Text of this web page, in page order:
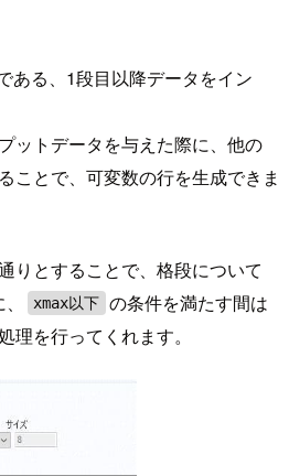
ある、1段目以降データをイン
ットデータを与えた際に、他の
ことで、可変数の行を生成できま
りとすることで、格段について
xmax以下 の条件を満たす間は
理を行ってくれます。